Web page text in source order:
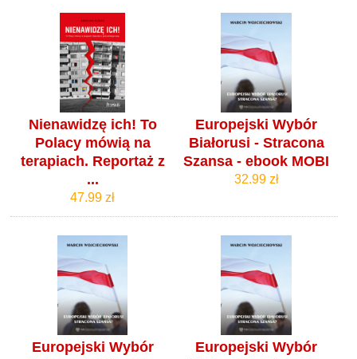
Nienawidzę ich! To
Polacy mówią na
terapiach. Reportaż z
...
47.99 zł
Europejski Wybór
Białorusi - Stracona
Szansa - ebook MOBI
32.99 zł
Europejski Wybór
Europejski Wybór